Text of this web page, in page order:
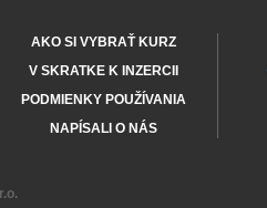
AKO SI VYBRAŤ KURZ
V SKRATKE K INZERCII
PODMIENKY POUŽÍVANIA
NAPÍSALI O NÁS